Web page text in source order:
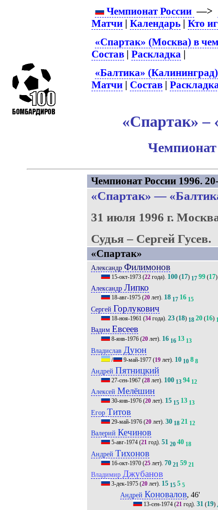
Чемпионат России —>
Матчи |Календарь |Кто
«Спартак» (Москва) в
Состав |Раскладка |
«Балтика»
Матчи | Состав |
«Спартак» –
Чемпионат
Чемпионат России 1996.
«Спартак» —
31 июля 1996 г.
Судья – Сергей Гусев.
«Спартак»
Александр Филимонов
15-окт-1973(22года). 100(17) 17 99(17)
Александр Липко
18-авг-1975(20лет). 18 17 16 15
Сергей Горлукович
18-ноя-1961 (34года). 23(18) 18 20(16)
Вадим Евсеев
8-янв-1976(20лет). 16 16 13 13
Владислав Дуюн
/ 9-май-1977(19лет). 10 10 8 8
Андрей Пятницкий
27-сен-1967(28лет). 100 13 94 12
Алексей Мелёшин
30-янв-1976(20лет). 15 15 13 13
Егор Титов
29-май-1976(20лет). 30 18 21 12
Валерий Кечинов
5-авг-1974(21год). 51 20 40 18
Андрей Тихонов
16-окт-1970(25лет). 70 21 59 21
Владимир Джубанов
3-дек-1975(20лет). 15 15 5 5
Андрей Коновалов, 46'
13-сен-1974 (21 год).31 (19)